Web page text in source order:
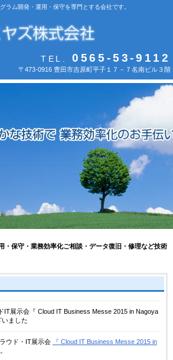
ラム開発・運用・保守を専門とする会社です。
TEL. 0565-53-9112
〒473-0916 豊田市吉原町平子１７－７名南ビル３階
・保守・業務効率化ご相談・データ復旧・修理など技術
IT展示会『 Cloud IT Business Messe 2015 in Nagoya
いました
ウド・IT展示会
『 Cloud IT Business Messe 2015 in